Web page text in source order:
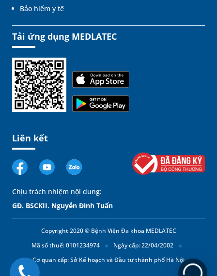
Bảo hiểm y tế
Tải ứng dụng MEDLATEC
Liên kết
Chịu trách nhiệm nội dung:
GĐ. BSCKII. Nguyễn Đình Tuấn
Copyright 2020 © Bệnh Viện Đa khoa MEDLATEC
Mã số thuế: 0101234974
Ngày cấp: 22/04/2002
Cơ quan cấp: Sở Kế hoạch và Đầu tư thành phố Hà Nội